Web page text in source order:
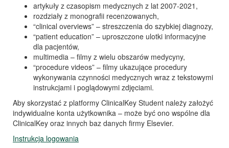
artykuły z czasopism medycznych z lat 2007-2021,
rozdziały z monografii recenzowanych,
“clinical overviews” – streszczenia do szybkiej diagnozy,
“patient education” – uproszczone ulotki informacyjne
dla pacjentów,
multimedia – filmy z wielu obszarów medycyny,
“procedure videos” – filmy ukazujące procedury
wykonywania czynności medycznych wraz z tekstowymi
instrukcjami i poglądowymi zdjęciami.
Aby skorzystać z platformy ClinicalKey Student należy założyć
indywidualne konta użytkownika – może być ono wspólne dla
ClinicalKey oraz innych baz danych firmy Elsevier.
Instrukcja logowania